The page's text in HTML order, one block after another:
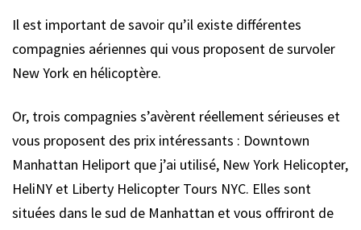
Il est important de savoir qu’il existe différentes
compagnies aériennes qui vous proposent de survoler
New York en hélicoptère.
Or, trois compagnies s’avèrent réellement sérieuses et
vous proposent des prix intéressants : Downtown
Manhattan Heliport que j’ai utilisé, New York Helicopter,
HeliNY et Liberty Helicopter Tours NYC. Elles sont
situées dans le sud de Manhattan et vous offriront de